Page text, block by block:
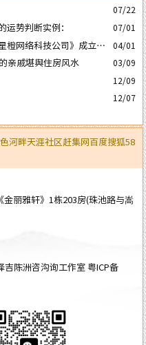
07/22
势判断实例： 07/01
橙网络科技公司》成立5
04/01
亲戚堪舆住房风水 03/09
12/09
12/07
河畔天涯社区赶集网百度搜狐58
丽雅轩》1栋203房(珠池路与嵩
吉陈洲咨沟询工作室粤ICP备